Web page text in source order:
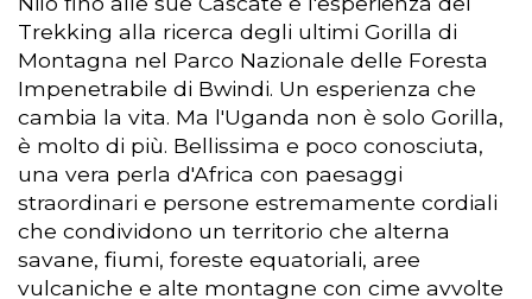
Trekking alla ricerca degli ultimi Gorilla di
Montagna nel Parco Nazionale delle Foresta
Impenetrabile di Bwindi. Un esperienza che
cambia la vita. Ma l'Uganda non è solo Gorilla,
è molto di più. Bellissima e poco conosciuta,
una vera perla d'Africa con paesaggi
straordinari e persone estremamente cordiali
che condividono un territorio che alterna
savane, fiumi, foreste equatoriali, aree
vulcaniche e alte montagne con cime avvolte